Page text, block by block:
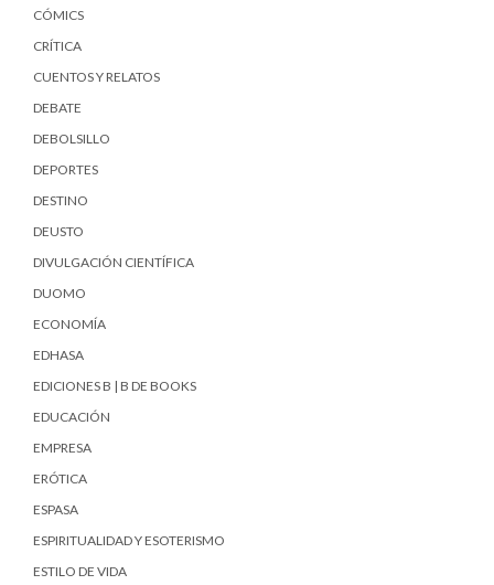
CÓMICS
CRÍTICA
CUENTOS Y RELATOS
DEBATE
DEBOLSILLO
DEPORTES
DESTINO
DEUSTO
DIVULGACIÓN CIENTÍFICA
DUOMO
ECONOMÍA
EDHASA
EDICIONES B | B DE BOOKS
EDUCACIÓN
EMPRESA
ERÓTICA
ESPASA
ESPIRITUALIDAD Y ESOTERISMO
ESTILO DE VIDA